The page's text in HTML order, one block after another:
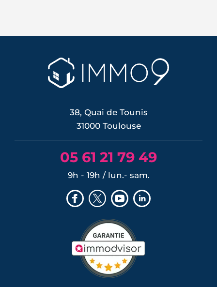
choc énergétique. L'effet sur les crédits
immobiliers reste limité à court terme,
les banques ayant anticipé la décision,
mais une ...
38, Quai de Tounis
31000 Toulouse
05 61 21 79 49
9h - 19h / lun.- sam.